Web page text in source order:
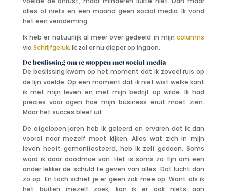
alles of niets en een maand geen social media. Ik vond
het een verademing.
Ik heb er natuurlijk al meer over gedeeld in mijncolumns
via Schrijfgeluk. Ik zal er nu dieper op ingaan.
De beslissing om te stoppen met social media
De beslissing kwam op het moment dat ik zoveel ruis op
de lijn voelde. Op een moment dat ik niet wist welke kant
ik met mijn leven en met mijn bedrijf op wilde. Ik had
precies voor ogen hoe mijn business eruit moet zien.
Maar het succes bleef uit.
De afgelopen jaren heb ik geleerd en ervaren dat ik dan
vooral naar mezelf moet kijken. Alles wat zich in mijn
leven heeft gemanifesteerd, heb ik zelf gedaan. Soms
word ik daar doodmoe van. Het is soms zo fijn om een
ander lekker de schuld te geven van alles. Dat lucht dan
zo op. En toch schiet je er geen zak mee op. Want als ik
het buiten mezelf zoek, kan ik er ook niets aan